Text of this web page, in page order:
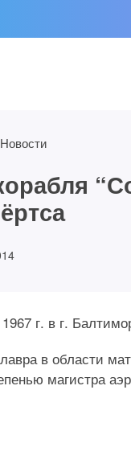
Новости
1967 г. в г.
в области
магистра